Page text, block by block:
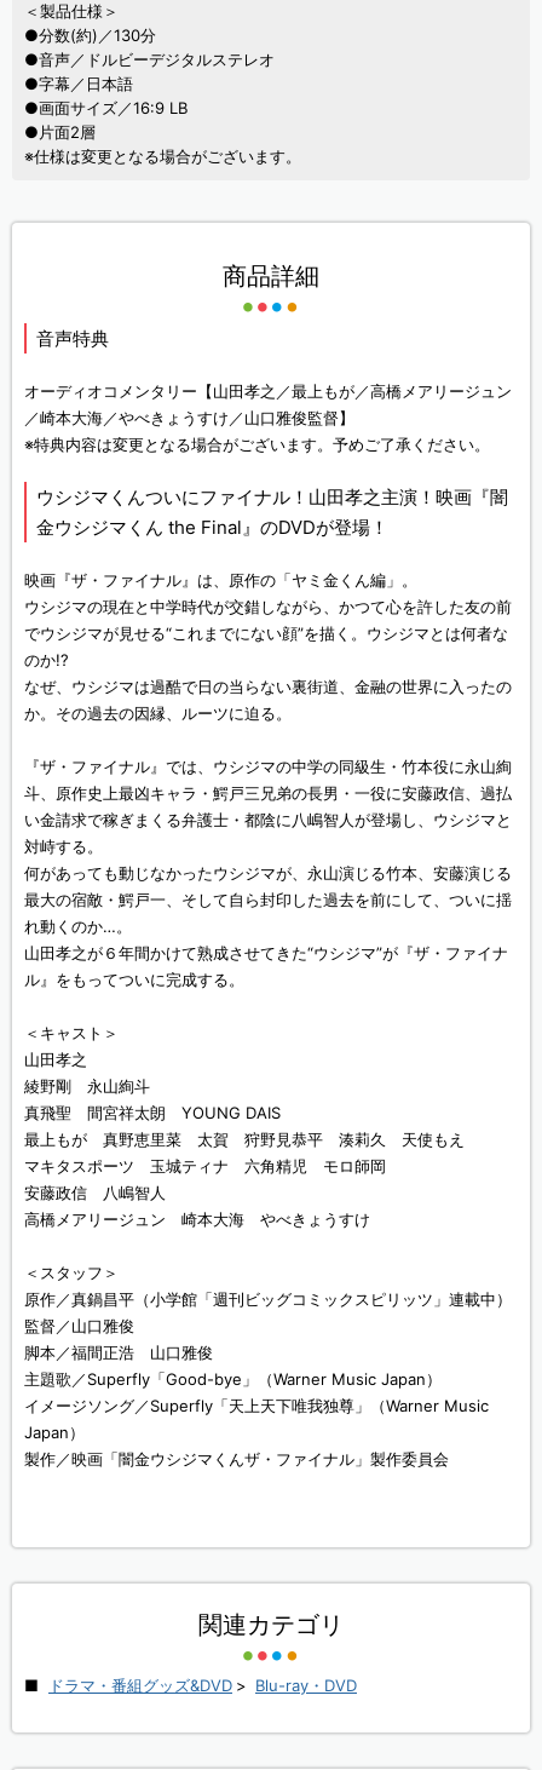
＜製品仕様＞
●分数(約)／130分
●音声／ドルビーデジタルステレオ
●字幕／日本語
●画面サイズ／16:9 LB
●片面2層
※仕様は変更となる場合がございます。
商品詳細
音声特典
オーディオコメンタリー【山田孝之／最上もが／高橋メアリージュン
／崎本大海／やべきょうすけ／山口雅俊監督】
※特典内容は変更となる場合がございます。予めご了承ください。
ウシジマくんついにファイナル！山田孝之主演！映画『闇
金ウシジマくん the Final』のDVDが登場！
映画『ザ・ファイナル』は、原作の「ヤミ金くん編」。
ウシジマの現在と中学時代が交錯しながら、かつて心を許した友の前
でウシジマが見せる“これまでにない顔”を描く。ウシジマとは何者な
のか!?
なぜ、ウシジマは過酷で日の当らない裏街道、金融の世界に入ったの
か。その過去の因縁、ルーツに迫る。
『ザ・ファイナル』では、ウシジマの中学の同級生・竹本役に永山絢
斗、原作史上最凶キャラ・鰐戸三兄弟の長男・一役に安藤政信、過払
い金請求で稼ぎまくる弁護士・都陰に八嶋智人が登場し、ウシジマと
対峙する。
何があっても動じなかったウシジマが、永山演じる竹本、安藤演じる
最大の宿敵・鰐戸一、そして自ら封印した過去を前にして、ついに揺
れ動くのか…。
山田孝之が６年間かけて熟成させてきた“ウシジマ”が『ザ・ファイナ
ル』をもってついに完成する。
＜キャスト＞
山田孝之
綾野剛 永山絢斗
真飛聖 間宮祥太朗 YOUNG DAIS
最上もが 真野恵里菜 太賀 狩野見恭平 湊莉久 天使もえ
マキタスポーツ 玉城ティナ 六角精児 モロ師岡
安藤政信 八嶋智人
高橋メアリージュン 崎本大海 やべきょうすけ
＜スタッフ＞
原作／真鍋昌平（小学館「週刊ビッグコミックスピリッツ」連載中）
監督／山口雅俊
脚本／福間正浩 山口雅俊
主題歌／Superfly「Good-bye」（Warner Music Japan）
イメージソング／Superfly「天上天下唯我独尊」（Warner Music
Japan）
製作／映画「闇金ウシジマくんザ・ファイナル」製作委員会
関連カテゴリ
ドラマ・番組グッズ&DVD > Blu-ray・DVD